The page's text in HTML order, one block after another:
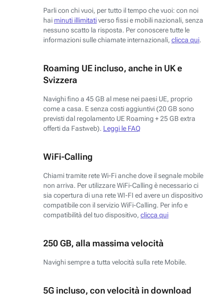
Parli con chi vuoi, per tutto il tempo che vuoi: con noi
hai minuti illimitativerso fissi e mobili nazionali, senza
nessuno scatto la risposta. Per conoscere tutte le
informazioni sulle chiamate internazionali, clicca qui.
Roaming UE incluso, anche in UK e
Svizzera
Navighi fino a 45 GB al mese nei paesi UE, proprio
come a casa. E senza costi aggiuntivi (20 GB sono
previsti dal regolamento UE Roaming + 25 GB extra
offerti da Fastweb). Leggi le FAQ
WiFi-Calling
Chiami tramite rete Wi-Fi anche dove il segnale mobile
non arriva. Per utilizzare WiFi-Calling è necessario ci
sia copertura di una rete WI-FI ed avere un dispositivo
compatibile con il servizio WiFi-Calling. Per info e
compatibilità del tuo dispositivo, clicca qui
250 GB, alla massima velocità
Navighi sempre a tutta velocità sulla rete Mobile.
5G incluso, con velocità in download